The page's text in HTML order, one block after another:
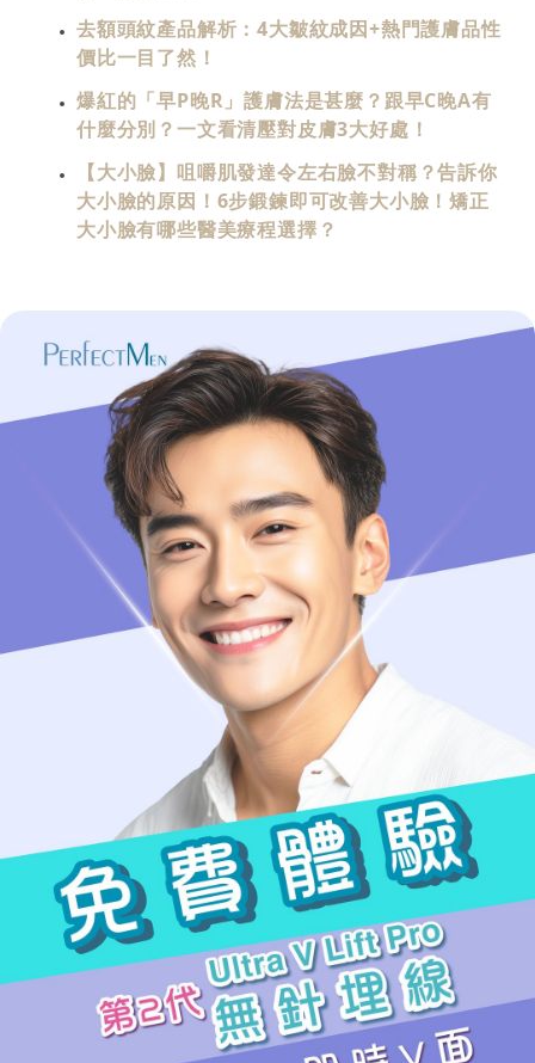
去額頭紋產品解析：4大皺紋成因+熱門護膚品性
價比一目了然！
爆紅的「早P晚R」護膚法是甚麼？跟早C晚A有
什麼分別？一文看清壓對皮膚3大好處！
【大小臉】咀嚼肌發達令左右臉不對稱？告訴你
大小臉的原因！6步鍛鍊即可改善大小臉！矯正
大小臉有哪些醫美療程選擇？